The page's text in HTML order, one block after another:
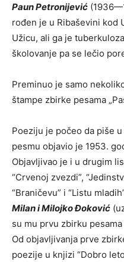
Paun Petronijević
rođen je u Ribaševini kod
Užicu, ali ga je
školovanje pa se lečio
Preminuo je samo
štampe zbirke pesama
Poeziju je počeo da piše
pesmu objavio je 1953.
Objavljivao je i u drugim
“Crvenoj zvezdi”,
“Braničevu” i “Listu
Milan i Milojko Đoković
su mu prvu zbirku
Od objavljivanja prve
poezije u knjizi “Dobro